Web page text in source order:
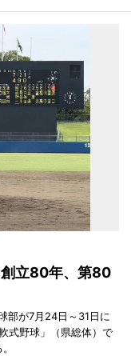
立80年、第80
部が7月24日～31日に
式野球」（県総体）で